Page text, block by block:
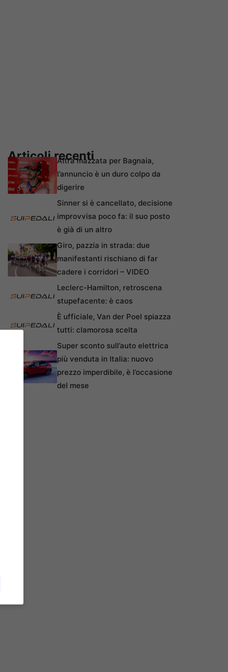
Articoli recentiAltra mazzata per Bagnaia,
l’annuncio è un duro colpo da
digerire
Sinner si è cancellato, decisione
improvvisa poco fa: il suo posto
è già di un altro
Giro, pazzia in strada: due
manifestanti rischiano di far
cadere i corridori – VIDEO
Leclerc-Hamilton, retroscena
stupefacente: è caos
È ufficiale, Van der Poel spiazza
tutti: clamorosa scelta
Super sconto sull’auto elettrica
più venduta in Italia: nuovo
prezzo imperdibile, è l’occasione
del mese